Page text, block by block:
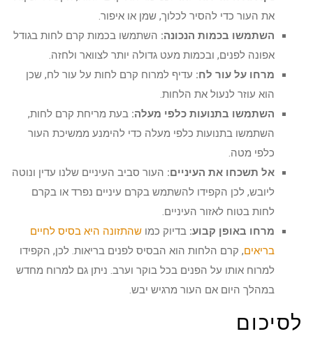
את העור כדי להסיר לכלוך, שמן או איפור.
השתמשו בכמות הנכונה:השתמשו בכמות קרם לחות בגודל
אפונה לפנים, ובכמות מעט גדולה יותר לצוואר ולחזה.
מרחו על עור לח:עדיף למרוח קרם לחות על עור לח, שכן
הוא עוזר לנעול את הלחות.
השתמשו בתנועות כלפי מעלה:בעת מריחת קרם לחות,
השתמשו בתנועות כלפי מעלה כדי להימנע ממשיכת העור
כלפי מטה.
אל תשכחו את העיניים:העור סביב העיניים שלנו עדין ונוטה
ליובש, לכן הקפידו להשתמש בקרם עיניים נפרד או בקרם
לחות בטוח לאזור העיניים.
מרחו באופן קבוע:בדיוק כמושהתזונה היא בסיס לחיים
בריאים, קרם הלחות הוא הבסיס לפנים בריאות. לכן, הקפידו
למרוח אותו על הפנים בכל בוקר וערב. ניתן גם למרוח מחדש
במהלך היום אם העור מרגיש יבש.
לסיכום